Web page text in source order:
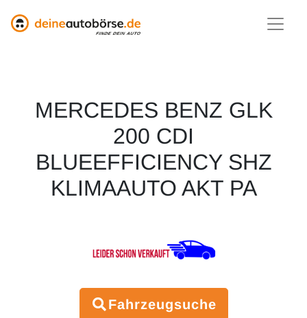
MERCEDES BENZ GLK
200 CDI
BLUEEFFICIENCY SHZ
KLIMAAUTO AKT PA
Fahrzeugsuche